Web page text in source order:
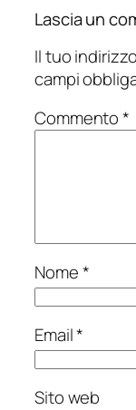
Lascia un
Il tuo
campi
Commento*
Nome*
Email*
Sito web